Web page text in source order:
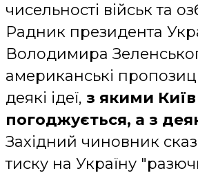
чисельності військ та
Радник президента
Володимира
американські
деякі ідеї, з якими Київ
погоджується, а з
Західний чиновник
тиску на Україну